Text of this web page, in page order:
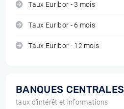
Taux Euribor - 3 mois
Taux Euribor - 6 mois
Taux Euribor - 12 mois
BANQUES CENTRALES
taux d'intérêt et informations